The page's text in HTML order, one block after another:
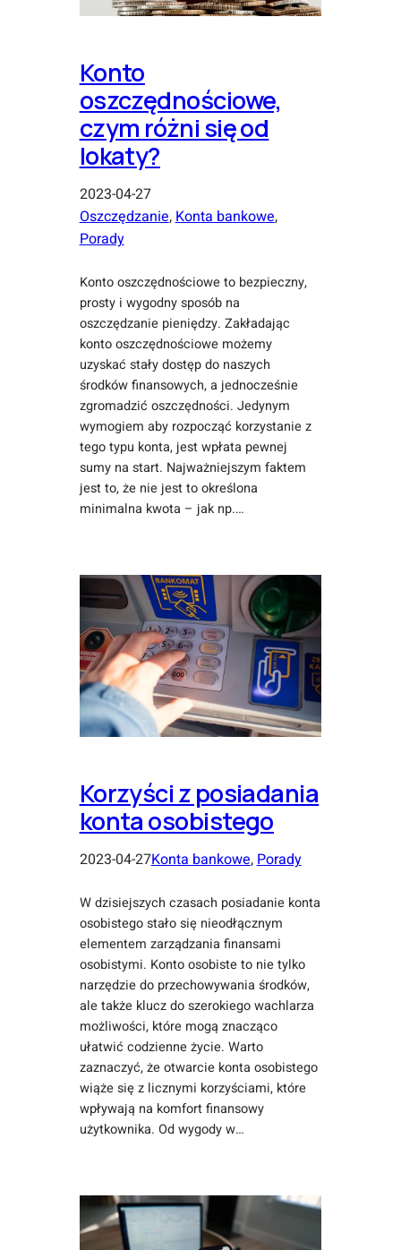
Konto
oszczędnościowe,
czym różni się od
lokaty?
2023-04-27
Oszczędzanie, Konta bankowe,
Porady
Konto oszczędnościowe to bezpieczny,
prosty i wygodny sposób na
oszczędzanie pieniędzy. Zakładając
konto oszczędnościowe możemy
uzyskać stały dostęp do naszych
środków finansowych, a jednocześnie
zgromadzić oszczędności. Jedynym
wymogiem aby rozpocząć korzystanie z
tego typu konta, jest wpłata pewnej
sumy na start. Najważniejszym faktem
jest to, że nie jest to określona
minimalna kwota – jak np.…
Korzyści z posiadania
konta osobistego
2023-04-27Konta bankowe, Porady
W dzisiejszych czasach posiadanie konta
osobistego stało się nieodłącznym
elementem zarządzania finansami
osobistymi. Konto osobiste to nie tylko
narzędzie do przechowywania środków,
ale także klucz do szerokiego wachlarza
możliwości, które mogą znacząco
ułatwić codzienne życie. Warto
zaznaczyć, że otwarcie konta osobistego
wiąże się z licznymi korzyściami, które
wpływają na komfort finansowy
użytkownika. Od wygody w…